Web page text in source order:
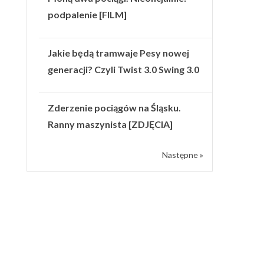
podpalenie [FILM]
Jakie będą tramwaje Pesy nowej
generacji? Czyli Twist 3.0 Swing 3.0
Zderzenie pociągów na Śląsku.
Ranny maszynista [ZDJĘCIA]
Następne »